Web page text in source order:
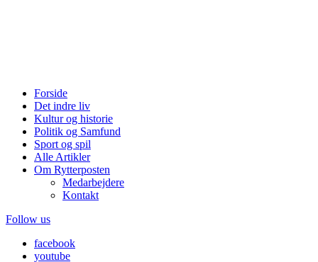
Forside
Det indre liv
Kultur og historie
Politik og Samfund
Sport og spil
Alle Artikler
Om Rytterposten
Medarbejdere
Kontakt
Follow us
facebook
youtube